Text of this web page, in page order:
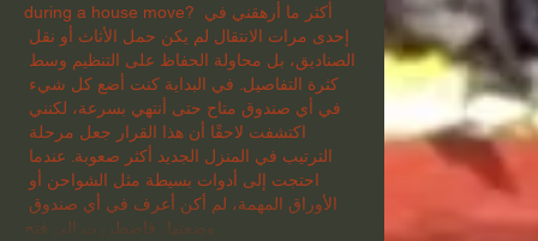
during a house move? أكثر ما أرهقني في
إحدى مرات الانتقال لم يكن حمل الأثاث أو نقل
الصناديق، بل محاولة الحفاظ على التنظيم وسط
كثرة التفاصيل. في البداية كنت أضع كل شيء
في أي صندوق متاح حتى أنتهي بسرعة، لكنني
اكتشفت لاحقًا أن هذا القرار جعل مرحلة
الترتيب في المنزل الجديد أكثر صعوبة. عندما
احتجت إلى أدوات بسيطة مثل الشواحن أو
الأوراق المهمة، لم أكن أعرف في أي صندوق